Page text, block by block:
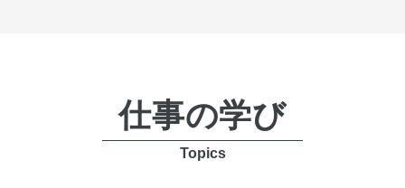
仕事の学び
Topics